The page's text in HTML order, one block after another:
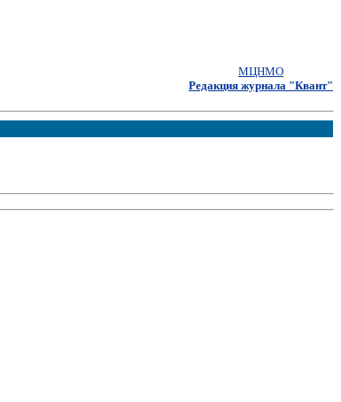
МЦНМО
Редакция журнала "Квант"